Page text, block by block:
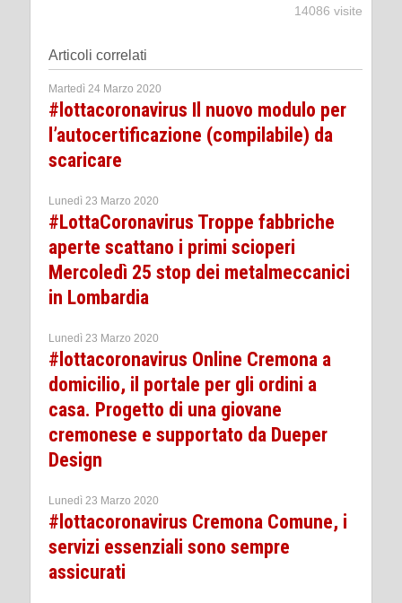
14086 visite
Articoli correlati
Martedì 24 Marzo 2020
#lottacoronavirus Il nuovo modulo per
l’autocertificazione (compilabile) da
scaricare
Lunedì 23 Marzo 2020
#LottaCoronavirus Troppe fabbriche
aperte scattano i primi scioperi
Mercoledì 25 stop dei metalmeccanici
in Lombardia
Lunedì 23 Marzo 2020
#lottacoronavirus Online Cremona a
domicilio, il portale per gli ordini a
casa. Progetto di una giovane
cremonese e supportato da Dueper
Design
Lunedì 23 Marzo 2020
#lottacoronavirus Cremona Comune, i
servizi essenziali sono sempre
assicurati